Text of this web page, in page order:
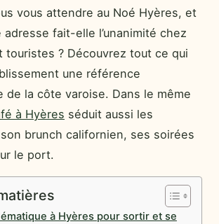
vous attendre au Noé Hyères, et
fait-elle l’unanimité chez
touristes ? Découvrez tout ce qui
une référence
de la côte varoise. Dans le même
à Hyères séduit aussi les
brunch californien, ses soirées
le port.
à Hyères pour sortir et se